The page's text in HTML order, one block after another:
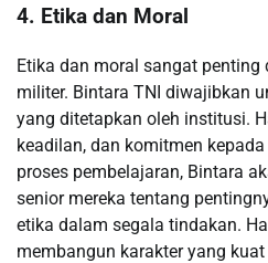
4. Etika dan Moral
Etika dan moral sangat
militer. Bintara TNI diwajibkan
yang ditetapkan oleh institusi.
keadilan, dan komitmen
proses pembelajaran, Bintara
senior mereka tentang
etika dalam segala tindakan.
membangun karakter yang